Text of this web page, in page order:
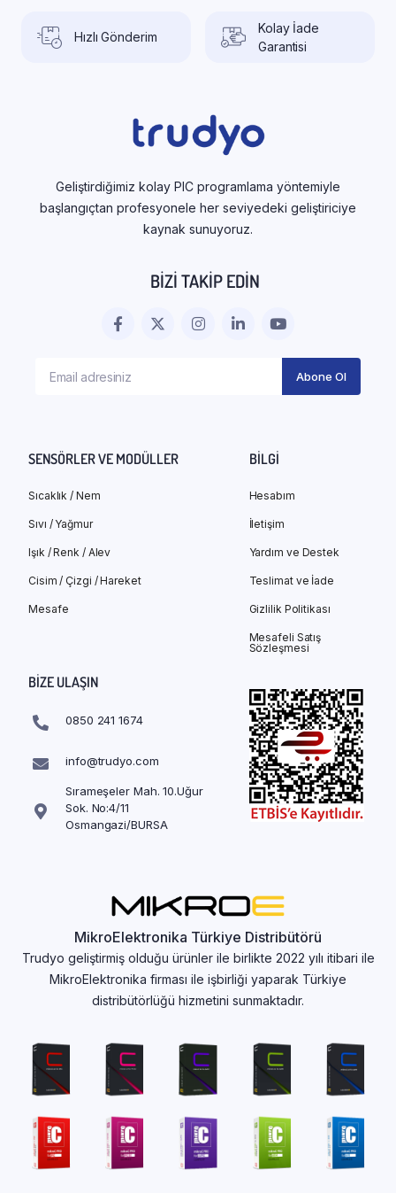
Hızlı Gönderim
Kolay İade
Garantisi
Geliştirdiğimiz kolay PIC programlama yöntemiyle
başlangıçtan profesyonele her seviyedeki geliştiriciye
kaynak sunuyoruz.
BIZI TAKIP EDIN
SENSÖRLER VE MODÜLLER
Sıcaklık / Nem
Sıvı / Yağmur
Işık / Renk / Alev
Cisim / Çizgi / Hareket
Mesafe
BILGI
Hesabım
İletişim
Yardım ve Destek
Teslimat ve İade
Gizlilik Politikası
Mesafeli Satış
Sözleşmesi
BIZE ULAŞIN
0850 241 1674
info@trudyo.com
Sırameşeler Mah. 10.Uğur
Sok. No:4/11
Osmangazi/BURSA
MikroElektronika Türkiye Distribütörü
Trudyo geliştirmiş olduğu ürünler ile birlikte 2022 yılı itibari ile
MikroElektronika firması ile işbirliği yaparak Türkiye
distribütörlüğü hizmetini sunmaktadır.